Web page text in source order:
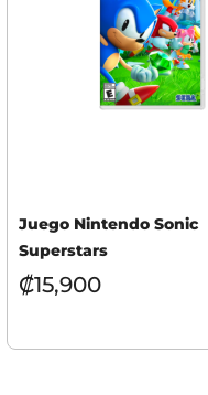
Juego Nintendo Sonic
Superstars
₡15,900